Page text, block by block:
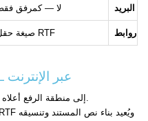
لا — كمرفق البريد
صيغة حقل RTF
كيفية تحويل RTF إلى HTML عبر الإنترنت
أو اسحب ملف .rtf إلى منطقة الرفع أعلاه.